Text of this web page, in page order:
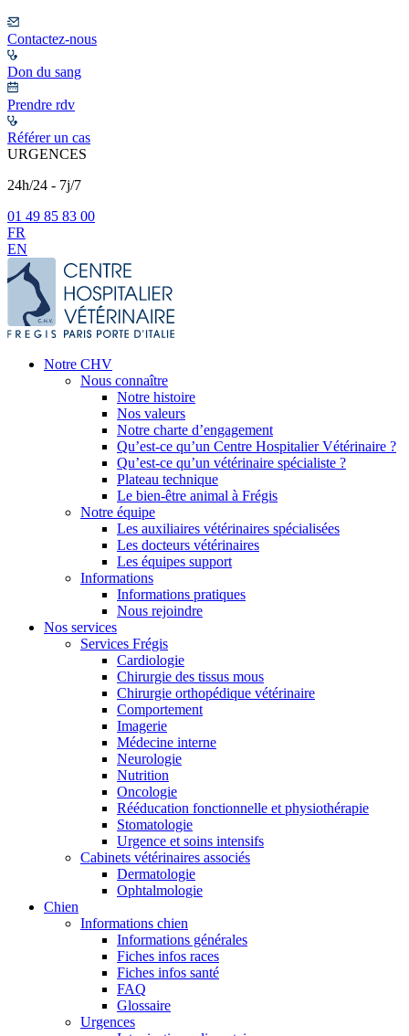
Contactez-nous
Don du sang
Prendre rdv
Référer un cas
URGENCES
24h/24 - 7j/7
01 49 85 83 00
FR
EN
Notre CHV
Nous connaître
Notre histoire
Nos valeurs
Notre charte d’engagement
Qu’est-ce qu’un Centre Hospitalier Vétérinaire ?
Qu’est-ce qu’un vétérinaire spécialiste ?
Plateau technique
Le bien-être animal à Frégis
Notre équipe
Les auxiliaires vétérinaires spécialisées
Les docteurs vétérinaires
Les équipes support
Informations
Informations pratiques
Nous rejoindre
Nos services
Services Frégis
Cardiologie
Chirurgie des tissus mous
Chirurgie orthopédique vétérinaire
Comportement
Imagerie
Médecine interne
Neurologie
Nutrition
Oncologie
Rééducation fonctionnelle et physiothérapie
Stomatologie
Urgence et soins intensifs
Cabinets vétérinaires associés
Dermatologie
Ophtalmologie
Chien
Informations chien
Informations générales
Fiches infos races
Fiches infos santé
FAQ
Glossaire
Urgences